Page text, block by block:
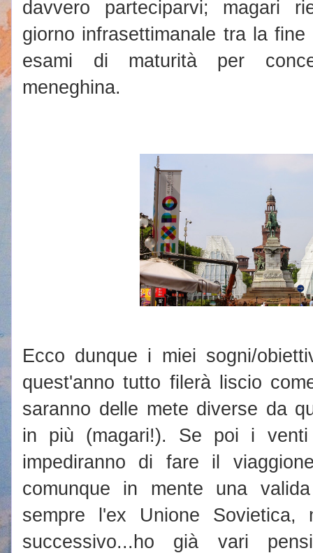
davvero parteciparvi; magari
giorno infrasettimanale tra la
esami di maturità per
meneghina.
Ecco dunque i miei sogni/
quest'anno tutto filerà liscio
saranno delle mete diverse da
in più (magari!). Se poi i
impediranno di fare il
comunque in mente una
sempre l'ex Unione Sovietica,
successivo...ho già vari